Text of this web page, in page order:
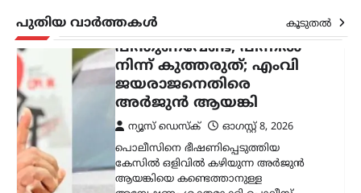
പുതിയ വാർത്തകൾ കൂടുതൽ
ട്രെൻഡിംഗ് ലേറ്റസ്റ്റ് ന്യൂസ്
ഉപഭോക്താക്കൾ
ആത്മവിശ്വാസത്തോടെ
E20 പെട്രോൾ
ഉപയോഗിക്കുന്നത്
തുടരണം: കേന്ദ്ര
സർക്കാർ
ന്യൂസ് ഡെസ്ക്
ഓഗസ്റ്റ്‌ 8, 2026
ഇ20 പെട്രോളിന്റെ